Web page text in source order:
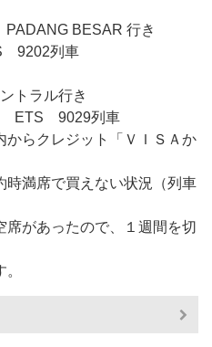
BESAR 行き
列車
ラル行き
ETS 9029列車
らクレジット「ＶＩＳＡか
満席で買えない状況（列車
があったので、１週間を切